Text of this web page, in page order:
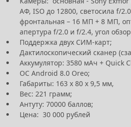
АФ, ISO до 12800, светосила f/
фронтальная – 16 МП + 8 МП,
апертура f/2.0 и f/2.4, угол
Поддержка двух СИМ-карт;
Дактилоскопический сканер
Аккумулятор: 3580 мАч + Quick
ОС Android 8.0 Oreo;
Габариты: 163 x 80 x 9,5 мм,
Вес: 221 грамм;
Антуту: 70000 баллов;
Цена: 30 000 рублей